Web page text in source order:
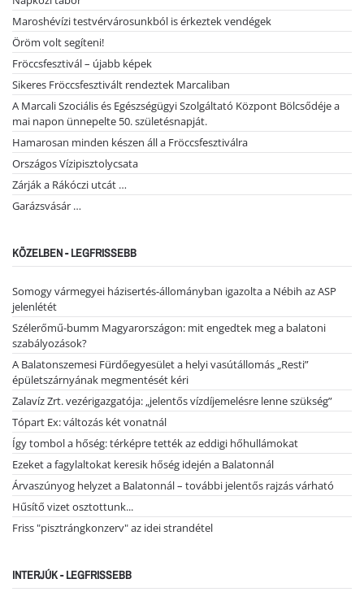
Maroshévízi testvérvárosunkból is érkeztek vendégek
Öröm volt segíteni!
Fröccsfesztivál – újabb képek
Sikeres Fröccsfesztivált rendeztek Marcaliban
A Marcali Szociális és Egészségügyi Szolgáltató Központ Bölcsődéje a
mai napon ünnepelte 50. születésnapját.
Hamarosan minden készen áll a Fröccsfesztiválra
Országos Vízipisztolycsata
Zárják a Rákóczi utcát …
Garázsvásár …
KÖZELBEN - LEGFRISSEBB
Somogy vármegyei házisertés-állományban igazolta a Nébih az ASP
jelenlétét
Szélerőmű-bumm Magyarországon: mit engedtek meg a balatoni
szabályozások?
A Balatonszemesi Fürdőegyesület a helyi vasútállomás „Resti”
épületszárnyának megmentését kéri
Zalavíz Zrt. vezérigazgatója: „jelentős vízdíjemelésre lenne szükség”
Tópart Ex: változás két vonatnál
Így tombol a hőség: térképre tették az eddigi hőhullámokat
Ezeket a fagylaltokat keresik hőség idején a Balatonnál
Árvaszúnyog helyzet a Balatonnál – további jelentős rajzás várható
Hűsítő vizet osztottunk...
Friss "pisztrángkonzerv" az idei strandétel
INTERJÚK - LEGFRISSEBB